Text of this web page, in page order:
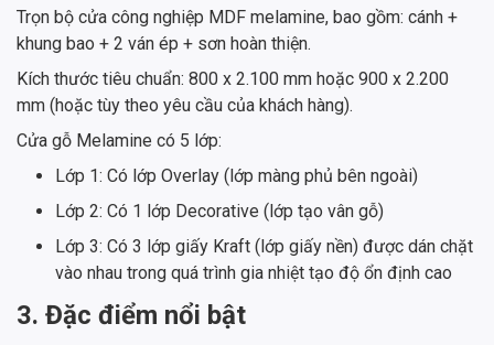
Trọn bộ cửa công nghiệp MDF melamine, bao gồm: cánh +
khung bao + 2 ván ép + sơn hoàn thiện.
Kích thước tiêu chuẩn: 800 x 2.100 mm hoặc 900 x 2.200
mm (hoặc tùy theo yêu cầu của khách hàng).
Cửa gỗ Melamine có 5 lớp:
Lớp 1: Có lớp Overlay (lớp màng phủ bên ngoài)
Lớp 2: Có 1 lớp Decorative (lớp tạo vân gỗ)
Lớp 3: Có 3 lớp giấy Kraft (lớp giấy nền) được dán chặt
vào nhau trong quá trình gia nhiệt tạo độ ổn định cao
3. Đặc điểm nổi bật